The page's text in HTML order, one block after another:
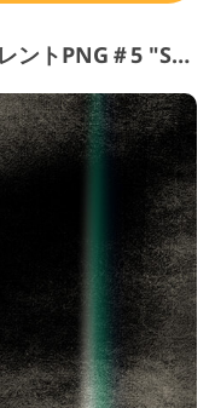
フィルムグレイントランスペアレントPNG＃5 "Sun Rays"